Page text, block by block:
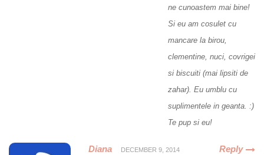
ne cunoastem mai bine!
Si eu am cosulet cu
mancare la birou,
clementine, nuci, covrigei
si biscuiti (mai lipsiti de
zahar). Eu umblu cu
suplimentele in geanta. :)
Te pup si eu!
Diana DECEMBER 9, 2014 Reply